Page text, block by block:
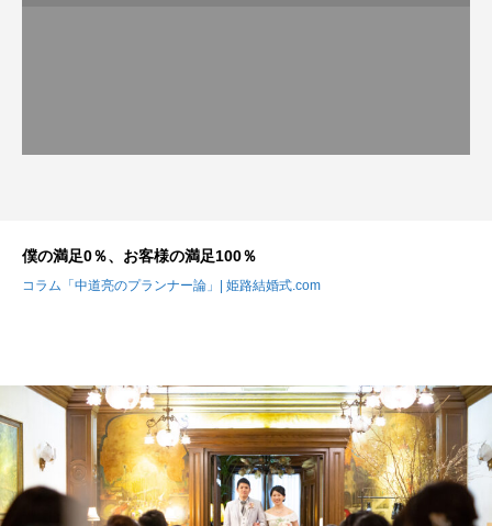
僕の満足0％、お客様の満足100％
コラム「中道亮のプランナー論」| 姫路結婚式.com